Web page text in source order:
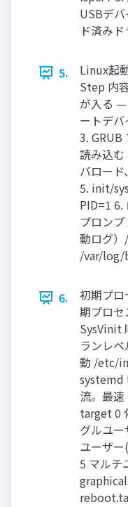
USBデ
ド済み
5.
Linux起
Step 内
が入る —
ートデ
3. GRUB
読み込む
バロー
5. init/
PID=1 6.
プロン
動ログ
/var/
6.
初期プロ
期プロ
SysVinit
ランレ
動 /etc/
systemd
流。最
target 0
グルユ
ユーザ
5 マルチ